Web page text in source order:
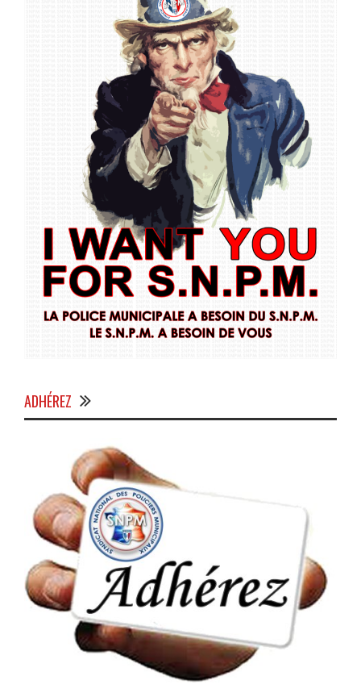
ADHÉREZ